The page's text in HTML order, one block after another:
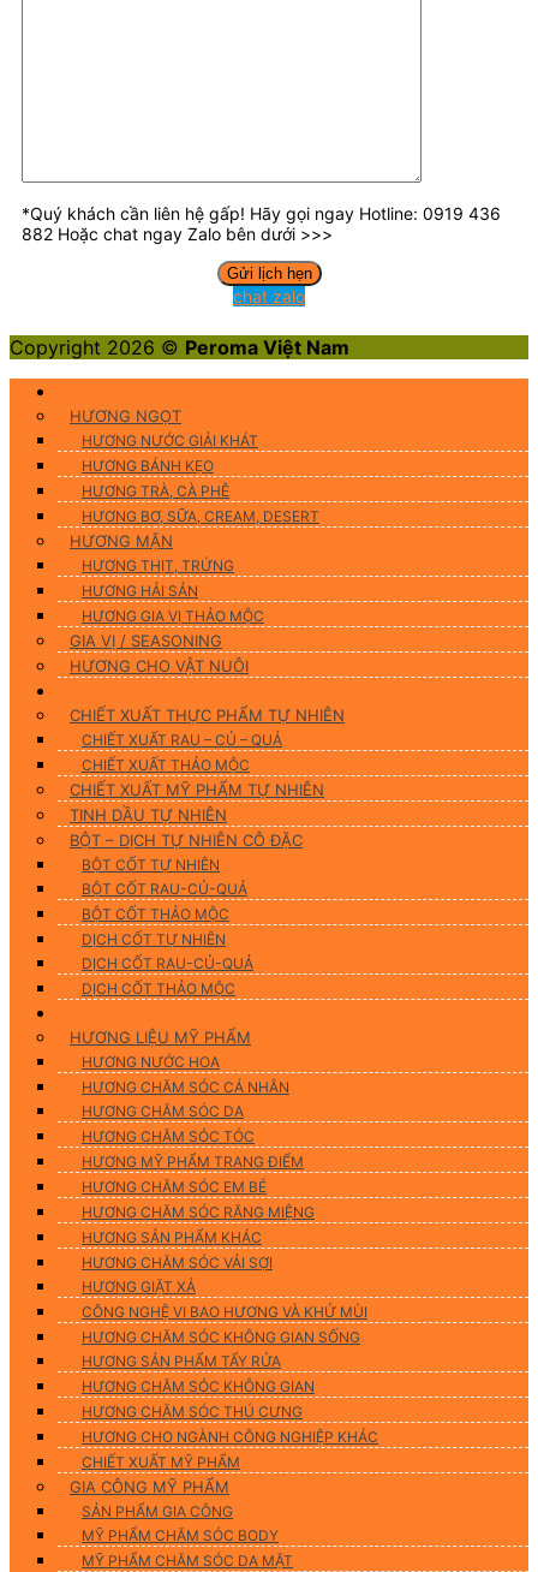
*Quý khách cần liên hệ gấp! Hãy gọi ngay Hotline: 0919 436
882 Hoặc chat ngay Zalo bên dưới >>>
chat zalo
Copyright 2026 © Peroma Việt Nam
HƯƠNG NGỌT
HƯƠNG NƯỚC GIẢI KHÁT
HƯƠNG BÁNH KẸO
HƯƠNG TRÀ, CÀ PHÊ
HƯƠNG BƠ, SỮA, CREAM, DESERT
HƯƠNG MẶN
HƯƠNG THỊT, TRỨNG
HƯƠNG HẢI SẢN
HƯƠNG GIA VỊ THẢO MỘC
GIA VỊ / SEASONING
HƯƠNG CHO VẬT NUÔI
CHIẾT XUẤT THỰC PHẨM TỰ NHIÊN
CHIẾT XUẤT RAU – CỦ – QUẢ
CHIẾT XUẤT THẢO MỘC
CHIẾT XUẤT MỸ PHẨM TỰ NHIÊN
TINH DẦU TỰ NHIÊN
BỘT – DỊCH TỰ NHIÊN CÔ ĐẶC
BỘT CỐT TỰ NHIÊN
BỘT CỐT RAU-CỦ-QUẢ
BỘT CỐT THẢO MỘC
DỊCH CỐT TỰ NHIÊN
DỊCH CỐT RAU-CỦ-QUẢ
DỊCH CỐT THẢO MỘC
HƯƠNG LIỆU MỸ PHẨM
HƯƠNG NƯỚC HOA
HƯƠNG CHĂM SÓC CÁ NHÂN
HƯƠNG CHĂM SÓC DA
HƯƠNG CHĂM SÓC TÓC
HƯƠNG MỸ PHẨM TRANG ĐIỂM
HƯƠNG CHĂM SÓC EM BÉ
HƯƠNG CHĂM SÓC RĂNG MIỆNG
HƯƠNG SẢN PHẨM KHÁC
HƯƠNG CHĂM SÓC VẢI SỢI
HƯƠNG GIẶT XẢ
CÔNG NGHỆ VI BAO HƯƠNG VÀ KHỬ MÙI
HƯƠNG CHĂM SÓC KHÔNG GIAN SỐNG
HƯƠNG SẢN PHẨM TẨY RỬA
HƯƠNG CHĂM SÓC KHÔNG GIAN
HƯƠNG CHĂM SÓC THÚ CƯNG
HƯƠNG CHO NGÀNH CÔNG NGHIỆP KHÁC
CHIẾT XUẤT MỸ PHẨM
GIA CÔNG MỸ PHẨM
SẢN PHẨM GIA CÔNG
MỸ PHẨM CHĂM SÓC BODY
MỸ PHẨM CHĂM SÓC DA MẶT